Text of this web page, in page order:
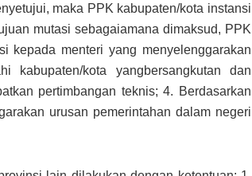
maka PPK kabupaten/kota instansi
mutasi sebagaiamana dimaksud, PPK
kepada menteri yang menyelenggarakan
kabupaten/kota yangbersangkutan dan
pertimbangan teknis; 4. Berdasarkan
urusan pemerintahan dalam negeri